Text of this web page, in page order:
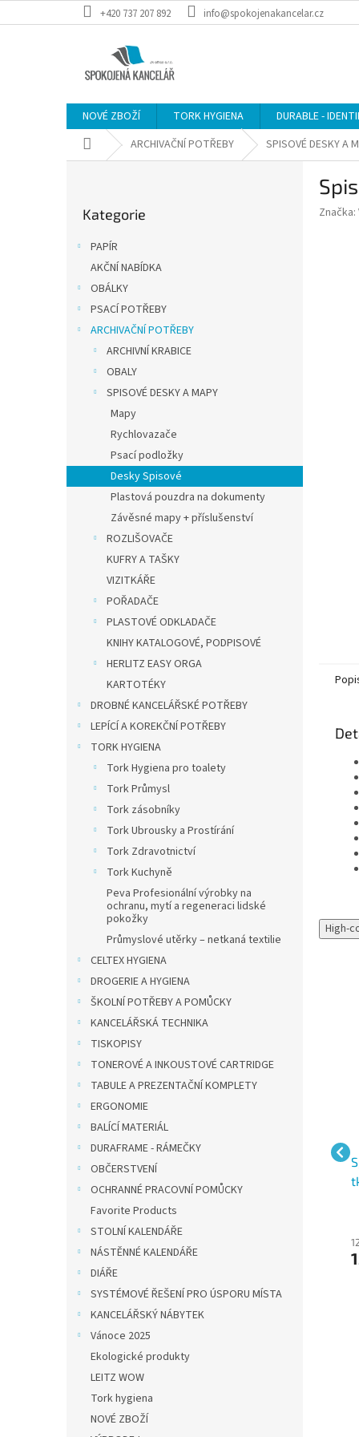
na
+420 737 207 892 info@spokojenakancelar.cz
NOVÉ ZBOŽÍ TORK HYGIENA DURABLE -
Domů ARCHIVAČNÍ POTŘEBY SPISOVÉ DESKY A
kategorie
Kategorie
PAPÍR
AKČNÍ NABÍDKA
OBÁLKY
PSACÍ POTŘEBY
ARCHIVAČNÍ POTŘEBY
ARCHIVNÍ KRABICE
OBALY
SPISOVÉ DESKY A MAPY
Mapy
Rychlovazače
Psací podložky
Desky Spisové
Plastová pouzdra na dokumenty
Závěsné mapy + příslušenství
ROZLIŠOVAČE
KUFRY A TAŠKY
VIZITKÁŘE
POŘADAČE
PLASTOVÉ ODKLADAČE
KNIHY KATALOGOVÉ, PODPISOVÉ
HERLITZ EASY ORGA
KARTOTÉKY
DROBNÉ KANCELÁŘSKÉ POTŘEBY
LEPÍCÍ A KOREKČNÍ POTŘEBY
TORK HYGIENA
Tork Hygiena pro toalety
Tork Průmysl
Tork zásobníky
Tork Ubrousky a Prostírání
Tork Zdravotnictví
Tork Kuchyně
Peva Profesionální výrobky na
ochranu, mytí a regeneraci lidské
pokožky
Průmyslové utěrky – netkaná textilie
CELTEX HYGIENA
DROGERIE A HYGIENA
ŠKOLNÍ POTŘEBY A POMŮCKY
KANCELÁŘSKÁ TECHNIKA
TISKOPISY
TONEROVÉ A INKOUSTOVÉ CARTRIDGE
TABULE A PREZENTAČNÍ KOMPLETY
ERGONOMIE
BALÍCÍ MATERIÁL
DURAFRAME - RÁMEČKY
OBČERSTVENÍ
OCHRANNÉ PRACOVNÍ POMŮCKY
Favorite Products
STOLNÍ KALENDÁŘE
NÁSTĚNNÉ KALENDÁŘE
DIÁŘE
SYSTÉMOVÉ ŘEŠENÍ PRO ÚSPORU MÍSTA
KANCELÁŘSKÝ NÁBYTEK
Vánoce 2025
Ekologické produkty
LEITZ WOW
Tork hygiena
NOVÉ ZBOŽÍ
Značka:
High-
HIT OFFICE Spisová
deska s tkanicí A4,
desky s gumičkou A4,
39 Kč